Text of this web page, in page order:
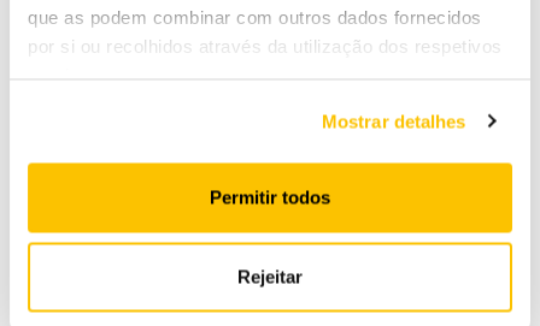
que as podem combinar com outros dados fornecidos
por si ou recolhidos através da utilização dos respetivos
Mostrar detalhes
Permitir todos
Rejeitar
Área Reservada
estabelecida cujo acesso é atribuído por esta, os termos
ser consultados em
Proteção de Dados Pessoais e